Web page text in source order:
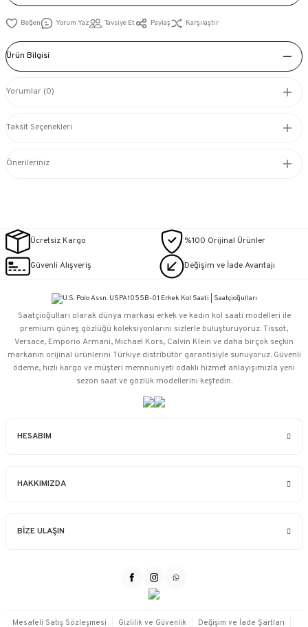
Yorum Yaz Tavsiye Et Paylaş Karşılaştır
Ürün Bilgisi
Yorumlar (0)
Taksit Seçenekleri
Önerileriniz
Ücretsiz Kargo %100 Orijinal Ürünler
Güvenli Alışveriş Değişim ve İade Avantajı
HESABIM
HAKKIMIZDA
BİZE ULAŞIN
Saatçioğulları⁠ olarak dünya markası erkek ve kadın kol saati modelleri ile
premium güneş gözlüğü koleksiyonlarını sizlerle buluşturuyoruz. Tissot,
Versace, Emporio Armani, Michael Kors, Calvin Klein ve daha birçok seçkin
markanın orijinal ürünlerini Türkiye distribütör garantisiyle sunuyoruz. Güvenli
ödeme, hızlı kargo ve müşteri memnuniyeti odaklı hizmet anlayışımızla yeni
sezon saat ve gözlük modellerini keşfedin.
Mesafeli Satış Sözleşmesi Gizlilik ve Güvenlik Değişim ve İade Şartları